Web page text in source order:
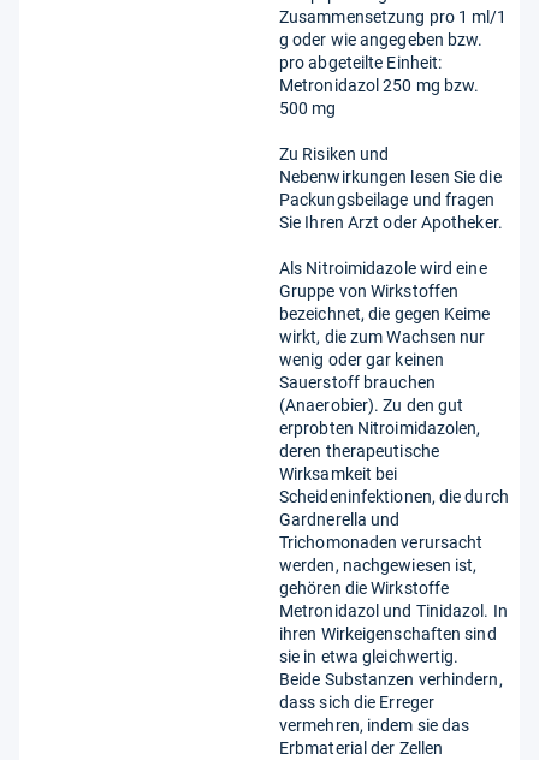
Zusammensetzung pro 1 ml/1
g oder wie angegeben bzw.
pro abgeteilte Einheit:
Metronidazol 250 mg bzw.
500 mg
Zu Risiken und
Nebenwirkungen lesen Sie die
Packungsbeilage und fragen
Sie Ihren Arzt oder Apotheker.
Als Nitroimidazole wird eine
Gruppe von Wirkstoffen
bezeichnet, die gegen Keime
wirkt, die zum Wachsen nur
wenig oder gar keinen
Sauerstoff brauchen
(Anaerobier). Zu den gut
erprobten Nitroimidazolen,
deren therapeutische
Wirksamkeit bei
Scheideninfektionen, die durch
Gardnerella und
Trichomonaden verursacht
werden, nachgewiesen ist,
gehören die Wirkstoffe
Metronidazol und Tinidazol. In
ihren Wirkeigenschaften sind
sie in etwa gleichwertig.
Beide Substanzen verhindern,
dass sich die Erreger
vermehren, indem sie das
Erbmaterial der Zellen